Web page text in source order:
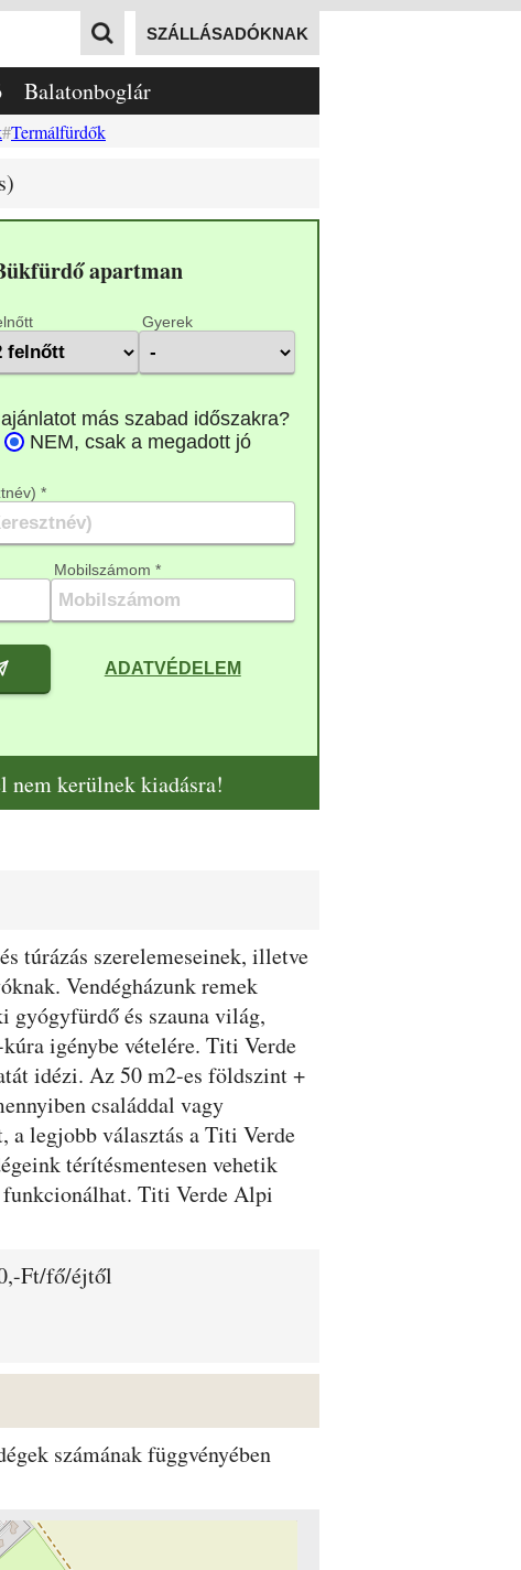
SZÁLLÁSADÓKNAK
Balatonboglár
Termálfürdők
nem kerülnek kiadásra!
apartman
Gyerek
*
Mobilszámom *
ADATVÉDELEM
túrázás szerelemeseinek, illetve
Vendégházunk remek
gyógyfürdő és szauna világ,
igénybe vételére. Titi Verde
idézi. Az 50 m2-es földszint +
családdal vagy
a legjobb választás a Titi Verde
térítésmentesen vehetik
funkcionálhat. Titi Verde Alpi
Ft/fő/éjtől
számának függvényében